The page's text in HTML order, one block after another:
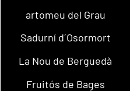
artomeu del Grau
Sadurní d´Osormort
La Nou de Berguedà
Fruitós de Bages